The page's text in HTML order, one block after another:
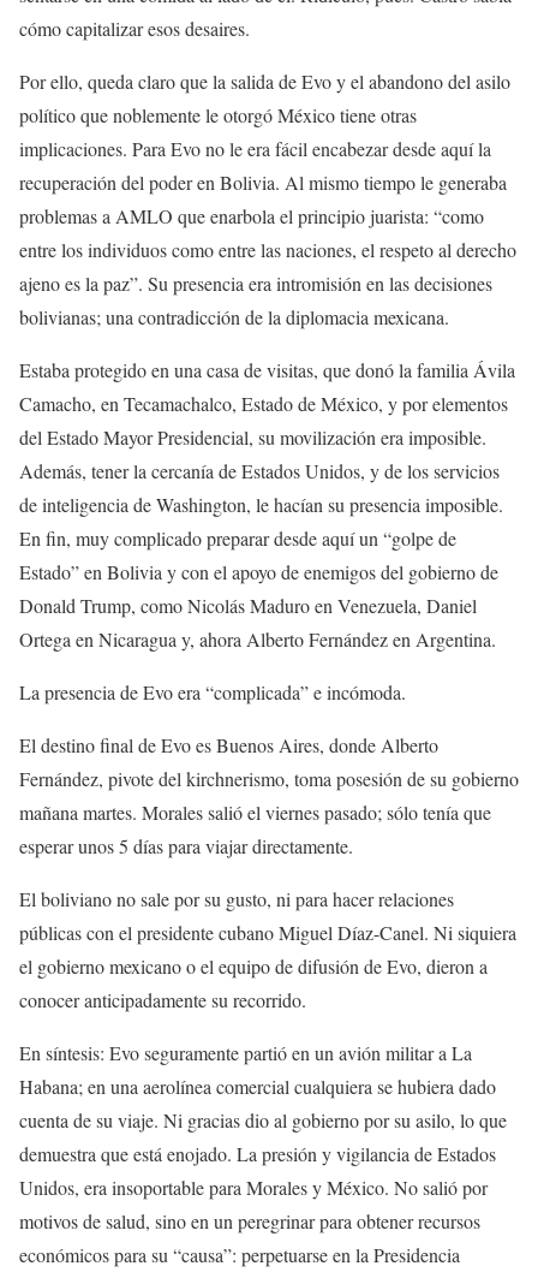
cómo capitalizar esos desaires.
Por ello, queda claro que la salida de Evo y el abandono del asilo
político que noblemente le otorgó México tiene otras
implicaciones. Para Evo no le era fácil encabezar desde aquí la
recuperación del poder en Bolivia. Al mismo tiempo le generaba
problemas a AMLO que enarbola el principio juarista: “como
entre los individuos como entre las naciones, el respeto al derecho
ajeno es la paz”. Su presencia era intromisión en las decisiones
bolivianas; una contradicción de la diplomacia mexicana.
Estaba protegido en una casa de visitas, que donó la familia Ávila
Camacho, en Tecamachalco, Estado de México, y por elementos
del Estado Mayor Presidencial, su movilización era imposible.
Además, tener la cercanía de Estados Unidos, y de los servicios
de inteligencia de Washington, le hacían su presencia imposible.
En fin, muy complicado preparar desde aquí un “golpe de
Estado” en Bolivia y con el apoyo de enemigos del gobierno de
Donald Trump, como Nicolás Maduro en Venezuela, Daniel
Ortega en Nicaragua y, ahora Alberto Fernández en Argentina.
La presencia de Evo era “complicada” e incómoda.
El destino final de Evo es Buenos Aires, donde Alberto
Fernández, pivote del kirchnerismo, toma posesión de su gobierno
mañana martes. Morales salió el viernes pasado; sólo tenía que
esperar unos 5 días para viajar directamente.
El boliviano no sale por su gusto, ni para hacer relaciones
públicas con el presidente cubano Miguel Díaz-Canel. Ni siquiera
el gobierno mexicano o el equipo de difusión de Evo, dieron a
conocer anticipadamente su recorrido.
En síntesis: Evo seguramente partió en un avión militar a La
Habana; en una aerolínea comercial cualquiera se hubiera dado
cuenta de su viaje. Ni gracias dio al gobierno por su asilo, lo que
demuestra que está enojado. La presión y vigilancia de Estados
Unidos, era insoportable para Morales y México. No salió por
motivos de salud, sino en un peregrinar para obtener recursos
económicos para su “causa”: perpetuarse en la Presidencia